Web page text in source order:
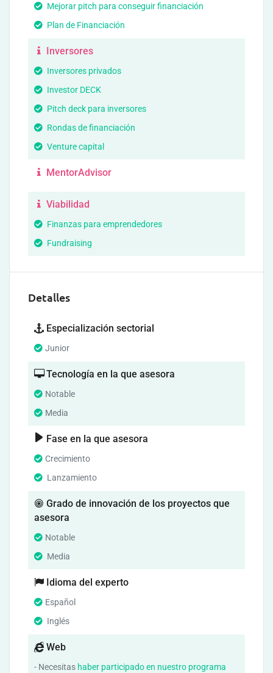
Mejorar pitch para conseguir financiación
Plan de Financiación
Inversores
Inversores privados
Investor DECK
Pitch deck para inversores
Rondas de financiación
Venture capital
MentorAdvisor
Viabilidad
Finanzas para emprendedores
Fundraising
Detalles
Especialización sectorial
Junior
Tecnología en la que asesora
Notable
Media
Fase en la que asesora
Crecimiento
Lanzamiento
Grado de innovación de los proyectos que
asesora
Notable
Media
Idioma del experto
Español
Inglés
Web
- Necesitas haber participado en nuestro programa